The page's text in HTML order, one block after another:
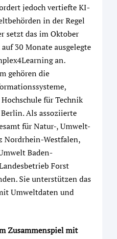
jedoch vertiefte KI-
in der Regel
setzt das im Oktober
30 Monate ausgelegte
an.
gehören die
für Technik
Als assoziierte
für Natur-, Umwelt-
Nordrhein-Westfalen,
Baden-
Forst
Sie unterstützen das
Umweltdaten und
Zusammenspiel mit